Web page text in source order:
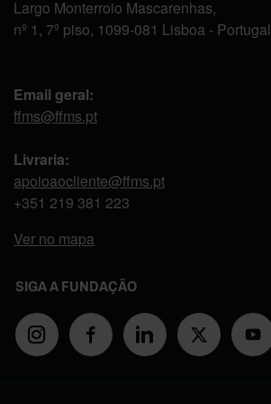
Largo Monterroio Mascarenhas,
nº 1, 7º piso, 1099-081 Lisboa - Portugal
Email geral:
ffms@ffms.pt
Livraria:
apoioaocliente@ffms.pt
+351 219 381 223
Ver no mapa
SIGA A FUNDAÇÃO